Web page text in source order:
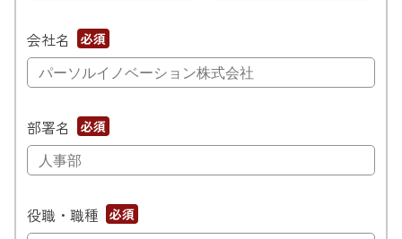
会社名
部署名
役職・職種